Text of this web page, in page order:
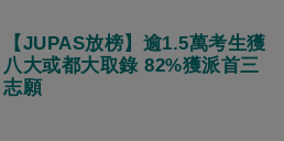
【JUPAS放榜】逾1.5萬考生獲
八大或都大取錄 82%獲派首三
志願